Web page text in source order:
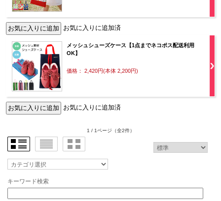
お気に入りに追加済
メッシュシューズケース【1点までネコポス配送利用
OK】
価格： 2,420円(本体 2,200円)
お気に入りに追加済
1 / 1ページ （全2件）
キーワード検索